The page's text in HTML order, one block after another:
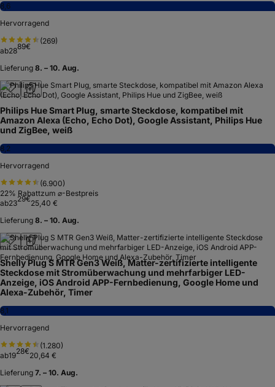
8,6
Hervorragend
(269)
ab2889€
Lieferung 8. – 10. Aug.
Philips Hue Smart Plug, smarte Steckdose, kompatibel mit
Amazon Alexa (Echo, Echo Dot), Google Assistant, Philips Hue
und ZigBee, weiß
8,2
Hervorragend
(6.900)
22% Rabattzum ⌀-Bestpreis
ab2329€25,40 €
Lieferung 8. – 10. Aug.
Shelly Plug S MTR Gen3 Weiß, Matter-zertifizierte intelligente
Steckdose mit Stromüberwachung und mehrfarbiger LED-
Anzeige, iOS Android APP-Fernbedienung, Google Home und
Alexa-Zubehör, Timer
8,1
Hervorragend
(1.280)
ab1928€20,64 €
Lieferung 7. – 10. Aug.